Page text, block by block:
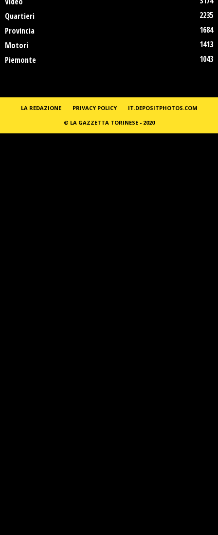
Quartieri
2235
Provincia
1684
Motori
1413
Piemonte
1043
LA REDAZIONE PRIVACY POLICY
IT.DEPOSITPHOTOS.COM
© LA GAZZETTA TORINESE - 2020